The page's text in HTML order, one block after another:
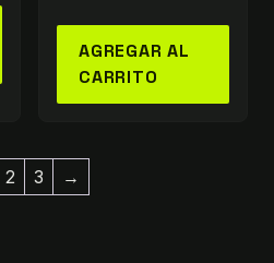
AGREGAR AL
CARRITO
2 3 →